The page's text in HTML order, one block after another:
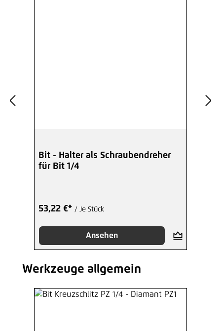
Bit - Halter als Schraubendreher
für Bit 1/4
53,22 €* / Je Stück
Ansehen
Produktgalerie überspringen
Werkzeuge allgemein